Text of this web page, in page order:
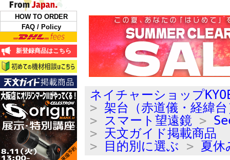
HOW TO ORDER
FAQ / Policy
新登録商品はこちら
ネイチャーショップ
> 架台（赤道儀・経緯
> スマート望遠鏡 >
> 天文ガイド掲載商品
>
目的別に選ぶ > 夏休